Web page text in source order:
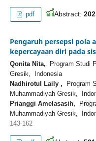
pdf Abstract:202
Pengaruh persepsi pola
kepercayaan diri pada
Qonita Nita, Program Studi
Gresik, Indonesia
Nadhirotul Laily , Program
Muhammadiyah Gresik,
Prianggi Amelasasih,
Muhammadiyah Gresik,
143-162